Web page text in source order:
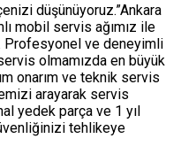
düşünüyoruz.”Ankara
mobil servis ağımız ile
ve deneyimli
olmamızda en büyük
onarım ve teknik servis
arayarak servis
yedek parça ve 1 yıl
tehlikeye